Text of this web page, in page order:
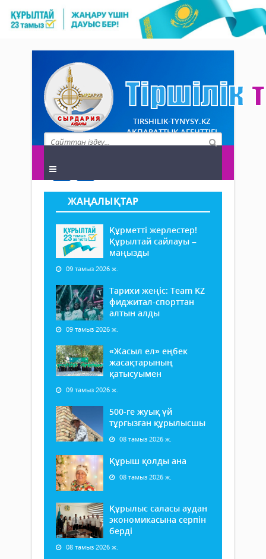
TIRSHILIK-TYNYSY.KZ
АҚПАРАТТЫҚ АГЕНТТІГІ
ЖАҢАЛЫҚТАР
Құрметті жерлестер!
Құрылтай сайлауы –
маңызды
09 тамыз 2026 ж.
Тарихи жеңіс: Team KZ
фиджитал-спорттан
алтын алды
09 тамыз 2026 ж.
«Жасыл ел» еңбек
жасақтарының
қатысуымен
09 тамыз 2026 ж.
500-ге жуық үй
тұрғызған құрылысшы
08 тамыз 2026 ж.
Құрыш қолды ана
08 тамыз 2026 ж.
Құрылыс саласы аудан
экономикасына серпін
берді
08 тамыз 2026 ж.